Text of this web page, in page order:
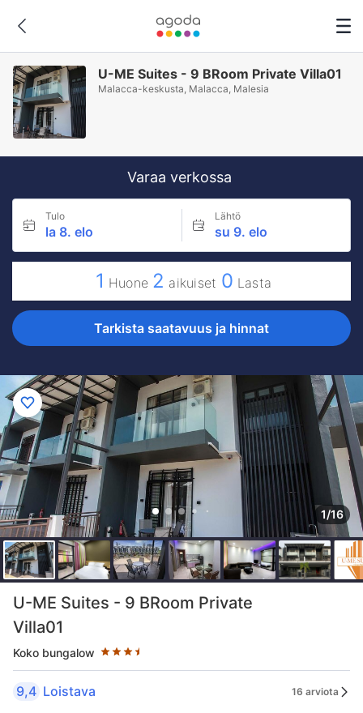
U-ME Suites - 9 BRoom Private Villa01
Malacca-keskusta, Malacca, Malesia
Varaa verkossa
Tulo
la 8. elo
Lähtö
su 9. elo
1 Huone 2 aikuiset 0 Lasta
Tarkista saatavuus ja hinnat
1/16
U-ME Suites - 9 BRoom Private
Villa01
Koko bungalow
Tähtiluokitus 3.5 tähteä
9,4 Loistava 16 arviota